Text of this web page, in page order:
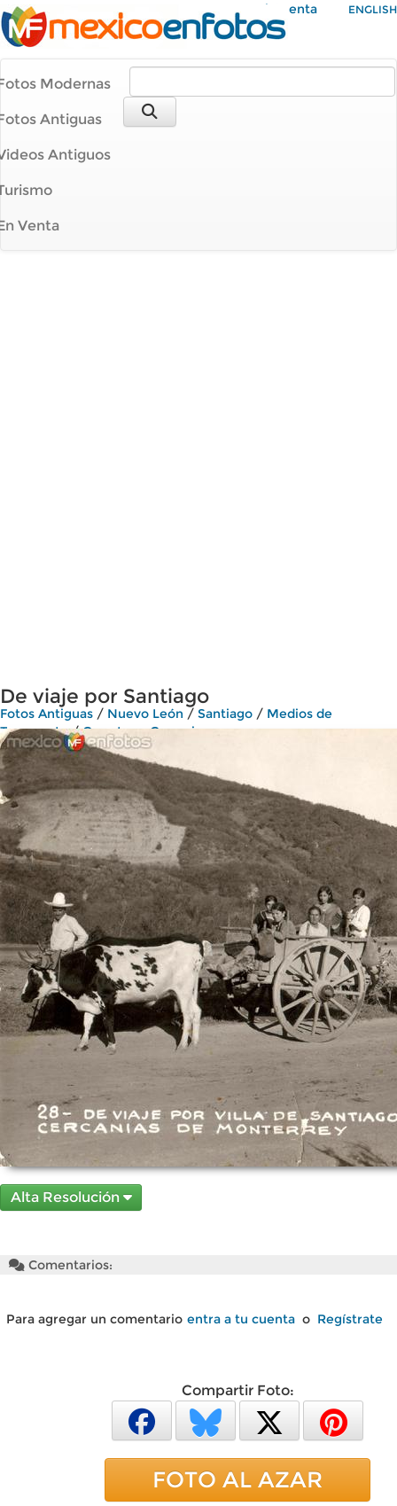
Mi Cuenta ENGLISH
Modernas
Antiguas
Antiguos
Venta
De viaje por Santiago
Fotos Antiguas / Nuevo León / Santiago / Medios de
Transporte/Carretas y Carruajes
Alta Resolución
Comentarios:
Para agregar un comentario entra a tu cuenta o Regístrate
Compartir Foto:
FOTO AL AZAR